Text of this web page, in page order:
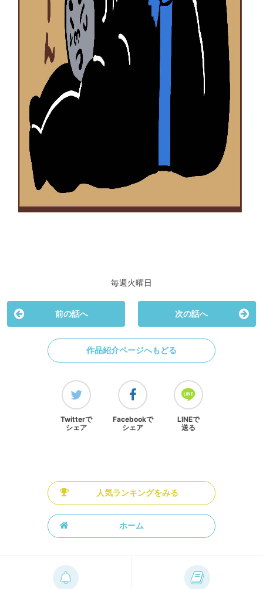
毎週火曜日
前の話へ 次の話へ
作品紹介ページへもどる
Twitterで
シェア
Facebookで
シェア
LINEで
送る
人気ランキングをみる
ホーム